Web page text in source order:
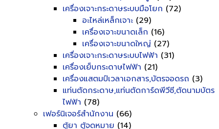
เครื่องเจาะกระดาษระบบมือโยก (72)
อะไหล่เหล็กเจาะ (29)
เครื่องเจาะขนาดเล็ก (16)
เครื่องเจาะขนาดใหญ่ (27)
เครื่องเจาะกระดาษระบบไฟฟ้า (31)
เครื่องเย็บกระดาษไฟฟ้า (21)
เครื่องแสตมป์เวลาเอกสาร,บัตรจอดรถ (3)
แท่นตัดกระดาษ,แท่นตัดการ์ดพีวีซี,ตัดนามบัตร
ไฟฟ้า (78)
เฟอร์นิเจอร์สำนักงาน (66)
ตู้ยา ตู้จดหมาย (14)